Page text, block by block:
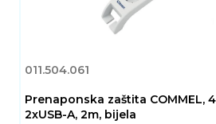
011.504.061
Prenaponska zaštita COMMEL,
2xUSB-A, 2m, bijela